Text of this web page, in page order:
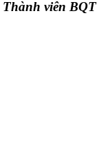
Thành viên BQT